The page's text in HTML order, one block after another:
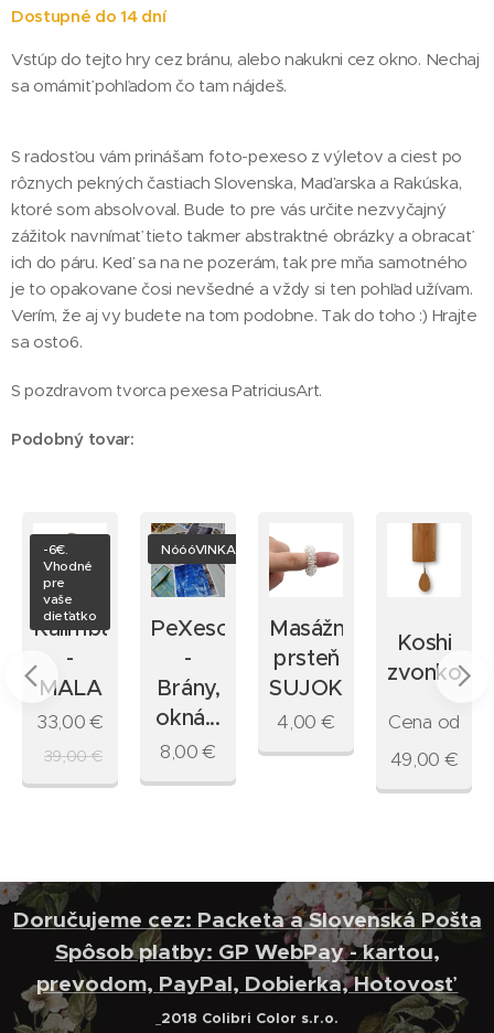
Dostupné do 14 dní
Vstúp do tejto hry cez bránu, alebo nakukni cez okno. Nechaj
sa omámiť pohľadom čo tam nájdeš.
S radosťou vám prinášam foto-pexeso z výletov a ciest po
rôznych pekných častiach Slovenska, Maďarska a Rakúska,
ktoré som absolvoval. Bude to pre vás určite nezvyčajný
zážitok navnímať tieto takmer abstraktné obrázky a obracať
ich do páru. Keď sa na ne pozerám, tak pre mňa samotného
je to opakovane čosi nevšedné a vždy si ten pohľad užívam.
Verím, že aj vy budete na tom podobne. Tak do toho :) Hrajte
sa osto6.
S pozdravom tvorca pexesa PatriciusArt.
Podobný tovar:
Kalimba
-
MALA
-6€.
Vhodné
pre
vaše
dieťatko
33,00€
39,00€
PeXeso
-
Brány,
okná...
NóóóVINKA
8,00€
Masážny
prsteň
SUJOK
4,00 €
Koshi
Cena od
49,00 €
Doručujeme cez: Packeta a Slovenská Pošta
Spôsob platby: GP WebPay - kartou,
prevodom, PayPal, Dobierka, Hotovosť
2018 Colibri Color s.r.o.